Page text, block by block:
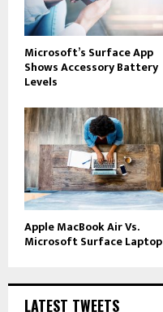
Microsoft’s Surface App
Shows Accessory Battery
Levels
Apple MacBook Air Vs.
Microsoft Surface Laptop
LATEST TWEETS